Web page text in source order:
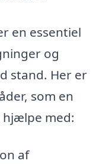
en essentiel
og
stand. Her er
som en
hjælpe med:
af